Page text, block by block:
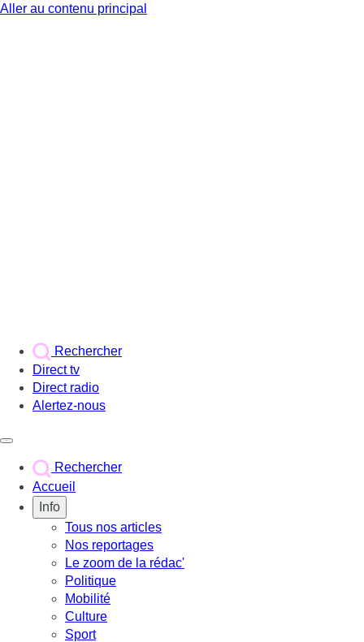
Aller au contenu principal
Rechercher
Direct tv
Direct radio
Alertez-nous
Rechercher
Accueil
Info
Tous nos articles
Nos reportages
Le zoom de la rédac'
Politique
Mobilité
Culture
Sport